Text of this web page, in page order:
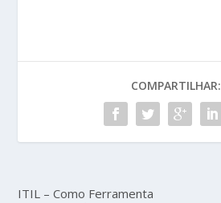
COMPARTILHAR:
ITIL – Como Ferramenta